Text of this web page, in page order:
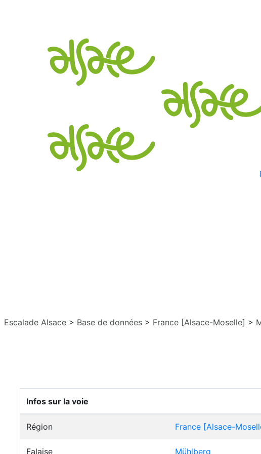
Escalade Alsace > Base de données > France [Alsace-Moselle] >
Infos sur la voie
Région France [Alsace-
Falaise Mühlberg